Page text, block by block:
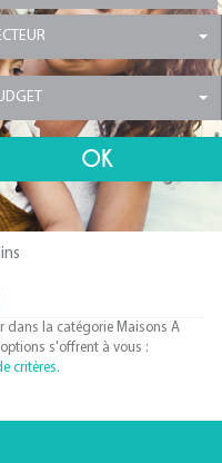
dans la catégorie Maisons A
s'offrent à vous :
critères.